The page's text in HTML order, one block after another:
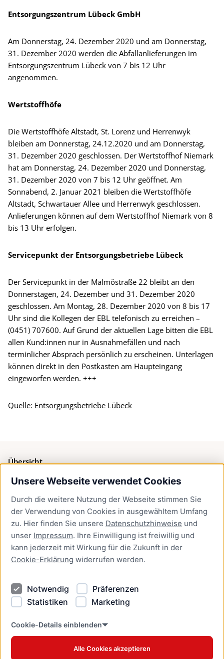
Unsere Webseite verwendet Cookies
Durch die weitere Nutzung der Webseite stimmen Sie
der Verwendung von Cookies in ausgewähltem Umfang
zu. Hier finden Sie unsere Datenschutzhinweise und
unser Impressum. Ihre Einwilligung ist freiwillig und
kann jederzeit mit Wirkung für die Zukunft in der
Cookie-Erklärung widerrufen werden.
Notwendig
Präferenzen
Statistiken
Marketing
Cookie-Details einblenden
Alle Cookies akzeptieren
Entsorgungszentrum Lübeck GmbH
Am Donnerstag, 24. Dezember 2020 und am Donnerstag,
31. Dezember 2020 werden die Abfallanlieferungen im
Entsorgungszentrum Lübeck von 7 bis 12 Uhr
angenommen.
Wertstoffhöfe
Die Wertstoffhöfe Altstadt, St. Lorenz und Herrenwyk
bleiben am Donnerstag, 24.12.2020 und am Donnerstag,
31. Dezember 2020 geschlossen. Der Wertstoffhof Niemark
hat am Donnerstag, 24. Dezember 2020 und Donnerstag,
31. Dezember 2020 von 7 bis 12 Uhr geöffnet. Am
Sonnabend, 2. Januar 2021 bleiben die Wertstoffhöfe
Altstadt, Schwartauer Allee und Herrenwyk geschlossen.
Anlieferungen können auf dem Wertstoffhof Niemark von 8
bis 13 Uhr erfolgen.
Servicepunkt der Entsorgungsbetriebe Lübeck
Der Servicepunkt in der Malmöstraße 22 bleibt an den
Donnerstagen, 24. Dezember und 31. Dezember 2020
geschlossen. Am Montag, 28. Dezember 2020 von 8 bis 17
Uhr sind die Kollegen der EBL telefonisch zu erreichen –
(0451) 707600. Auf Grund der aktuellen Lage bitten die EBL
allen Kund:innen nur in Ausnahmefällen und nach
terminlicher Absprach persönlich zu erscheinen. Unterlagen
können direkt in den Postkasten am Haupteingang
eingeworfen werden. +++
Quelle: Entsorgungsbetriebe Lübeck
Übersicht
Bürgerservice
Presse
Newsletter Lübeck:kompakt
Kontakt
Kontakt
Datenschutzhinweise
Barrierefreiheit
Cookie Erklärung